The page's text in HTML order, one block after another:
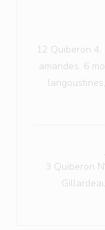
12 Quiberon
amandes, 6
3 Quiberon